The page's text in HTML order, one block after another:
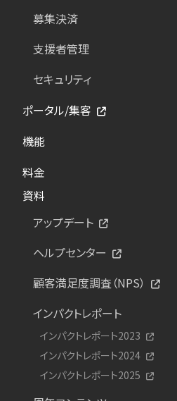
募集決済
支援者管理
セキュリティ
ポータル/集客
機能
料金
資料
アップデート
ヘルプセンター
顧客満足度調査（NPS）
インパクトレポート
インパクトレポート2023
インパクトレポート2024
インパクトレポート2025